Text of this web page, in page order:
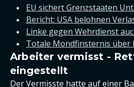
EU sichert Grenzstaaten
Bericht: USA belohnen
Linke gegen Wehrdienst
Totale Mondfinsternis über
Arbeiter vermisst -
eingestellt
Der Vermisste hatte auf einer